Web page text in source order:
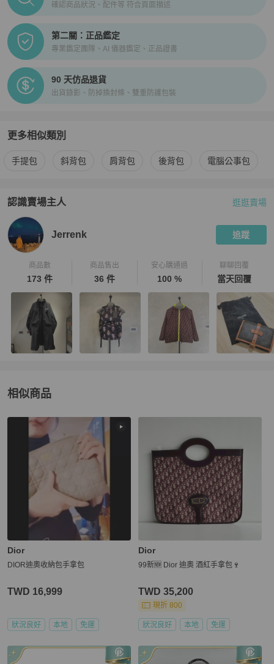
確認商品狀況、配件等 符合頁面描述
第二關：正品鑑定
專業鑑定團隊、AI 儀器鑑定、正品證書
90 天仿品退貨
出貨錄影、防掉換封條、雙重防護包裝
更多相似類別
更多Dior 相似商品推薦
手提包 斜背包 肩背包 後背包 電腦公事包
認識賣場主人
PopChill 拍拍圈嚴選賣家
逛逛賣場
Jerrenk 追蹤
商品數
173 件
商品售出
36 件
安心購通過
100 %
聊聊回覆
當天回覆
相似商品
更多相似Dior男包推薦精品
Dior
DIOR迪奧收納包手拿包
TWD 16,999
狀況良好 本地 免運
Dior
99新🆕 Dior 迪奧 酒紅手拿包🍷
TWD 35,200
現折 800
狀況良好 本地 免運